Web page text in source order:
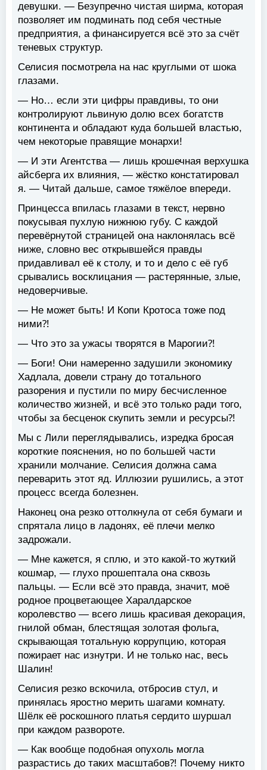
девушки. — Безупречно чистая ширма, которая
позволяет им подминать под себя честные
предприятия, а финансируется всё это за счёт
теневых структур.
Селисия посмотрела на нас круглыми от шока
глазами.
— Но… если эти цифры правдивы, то они
контролируют львиную долю всех богатств
континента и обладают куда большей властью,
чем некоторые правящие монархи!
— И эти Агентства — лишь крошечная верхушка
айсберга их влияния, — жёстко констатировал
я. — Читай дальше, самое тяжёлое впереди.
Принцесса впилась глазами в текст, нервно
покусывая пухлую нижнюю губу. С каждой
перевёрнутой страницей она наклонялась всё
ниже, словно вес открывшейся правды
придавливал её к столу, и то и дело с её губ
срывались восклицания — растерянные, злые,
недоверчивые.
— Не может быть! И Копи Кротоса тоже под
ними⁈
— Что это за ужасы творятся в Марогии⁈
— Боги! Они намеренно задушили экономику
Хадлала, довели страну до тотального
разорения и пустили по миру бесчисленное
количество жизней, и всё это только ради того,
чтобы за бесценок скупить земли и ресурсы⁈
Мы с Лили переглядывались, изредка бросая
короткие пояснения, но по большей части
хранили молчание. Селисия должна сама
переварить этот яд. Иллюзии рушились, а этот
процесс всегда болезнен.
Наконец она резко оттолкнула от себя бумаги и
спрятала лицо в ладонях, её плечи мелко
задрожали.
— Мне кажется, я сплю, и это какой-то жуткий
кошмар, — глухо прошептала она сквозь
пальцы. — Если всё это правда, значит, моё
родное процветающее Харалдарское
королевство — всего лишь красивая декорация,
гнилой обман, блестящая золотая фольга,
скрывающая тотальную коррупцию, которая
пожирает нас изнутри. И не только нас, весь
Шалин!
Селисия резко вскочила, отбросив стул, и
принялась яростно мерить шагами комнату.
Шёлк её роскошного платья сердито шуршал
при каждом развороте.
— Как вообще подобная опухоль могла
разрастись до таких масштабов⁈ Почему никто